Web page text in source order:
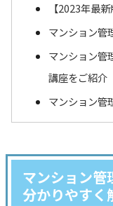
【2023年最
マンション管
マンション管
講座をご紹介
マンション管
マンション管
分かりやすく